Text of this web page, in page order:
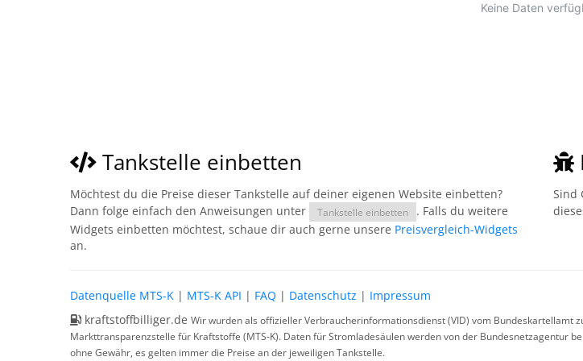
Tankstelle einbetten
Möchtest du die Preise dieser Tankstelle auf deiner eigenen Website einbetten?
Dann folge einfach den Anweisungen unter
Tankstelle einbetten
. Falls du weitere
Widgets einbetten möchtest, schaue dir auch gerne unsere Preisvergleich-Widgets
an.
Sind
Datenquelle MTS-K | MTS-K API | FAQ | Datenschutz | Impressum
kraftstoffbilliger.de Wir wurden als offizieller Verbraucherinformationsdienst (VID) vom Bundeskartellamt
Markttransparenzstelle für Kraftstoffe (MTS-K). Daten für Stromladesäulen werden von der Bundesnetzagentur
ohne Gewähr, es gelten immer die Preise an der jeweiligen Tankstelle.